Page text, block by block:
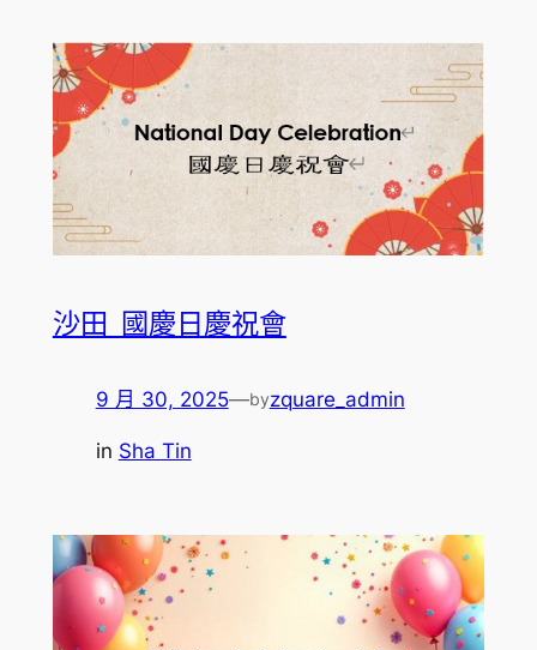
沙田_國慶日慶祝會
9 月 30, 2025—byzquare_admin
in Sha Tin